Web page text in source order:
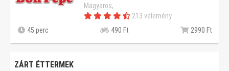
Magyaros,
213 vélemény
45 perc
490 Ft 2990 Ft
ZÁRT ÉTTERMEK